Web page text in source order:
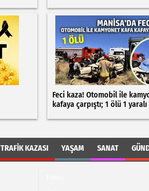
Feci kaza! Otomobil ile
kafaya çarpıştı; 1 ölü 1 yaralı
TRAFIK KAZASI YAŞAM SANAT